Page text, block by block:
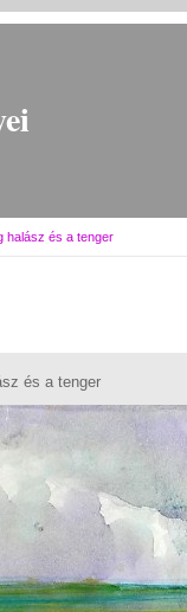
halász és a tenger
és a tenger